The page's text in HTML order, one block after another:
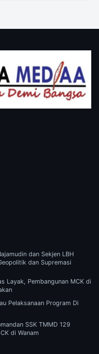
dan Sekjen LBH
dan Supremasi
Layak, Pembangunan MCK di
Pelaksanaan Program Di
SSK TMMD 129
di Wanam